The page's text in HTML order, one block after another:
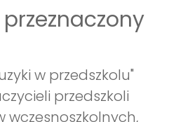
w przedszkolu"
przedszkoli